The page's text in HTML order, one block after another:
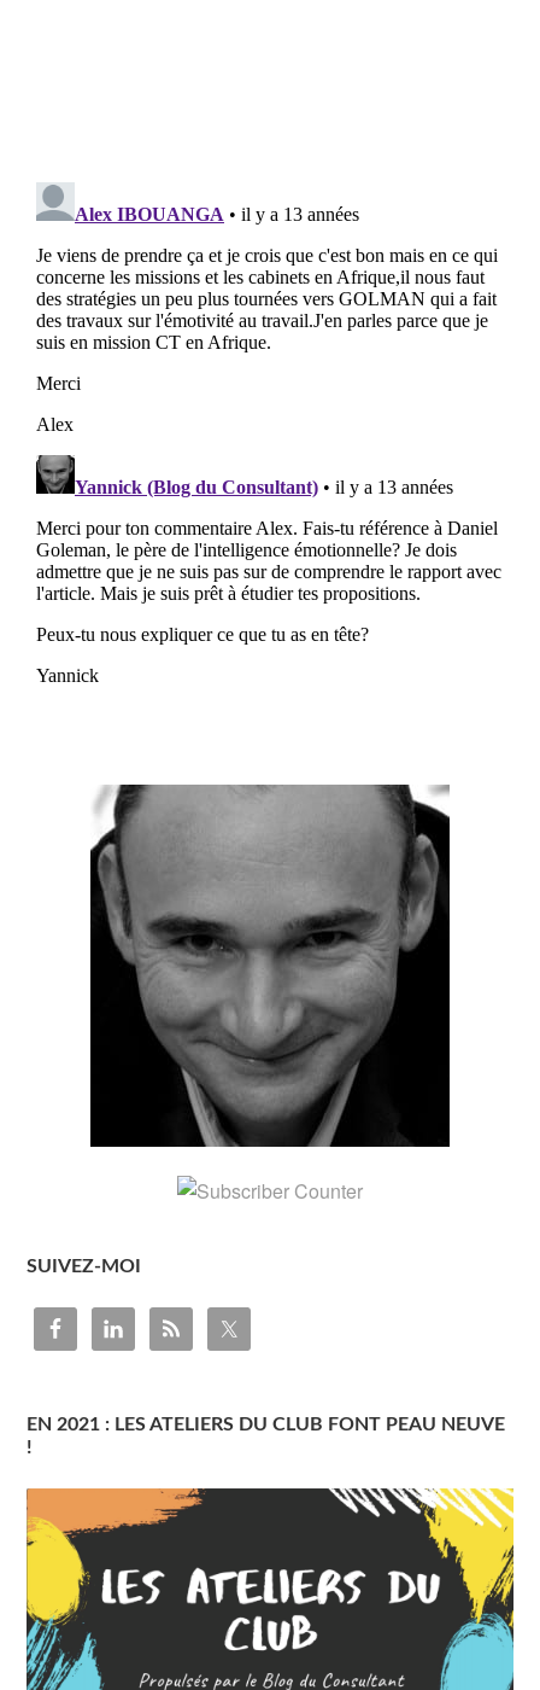
SUIVEZ-MOI
EN 2021 : LES ATELIERS DU CLUB FONT PEAU NEUVE
!